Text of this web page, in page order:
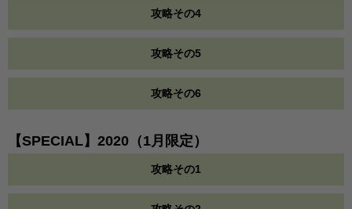
攻略その4
攻略その5
攻略その6
【SPECIAL】2020（1月限定）
攻略その1